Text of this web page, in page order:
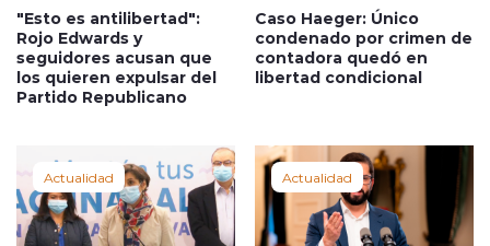
"Esto es antilibertad":
Rojo Edwards y
seguidores acusan que
los quieren expulsar del
Partido Republicano
Caso Haeger: Único
condenado por crimen de
contadora quedó en
libertad condicional
Actualidad Actualidad